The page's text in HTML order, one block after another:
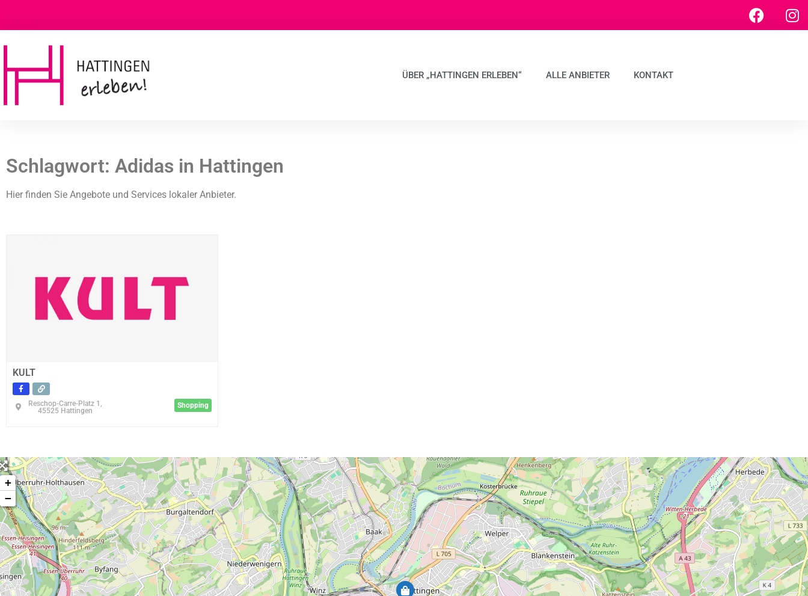
ÜBER „HATTINGEN ERLEBEN“ ALLE ANBIETER KONTAKT
Schlagwort: Adidas in Hattingen
Hier finden Sie Angebote und Services lokaler Anbieter.
KULT
Reschop-Carre-Platz 1,
45525 Hattingen
Shopping
+
−